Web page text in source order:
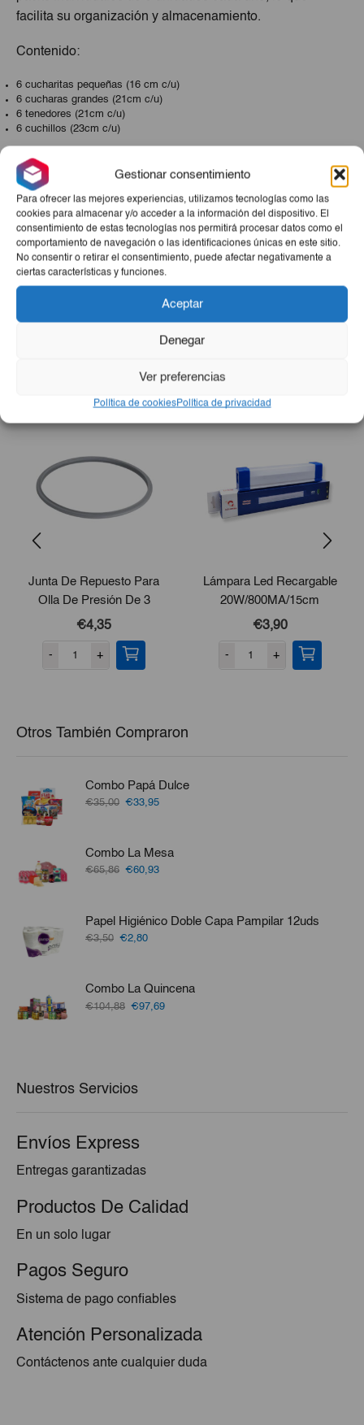
Gestionar consentimiento
Para ofrecer las mejores experiencias, utilizamos tecnologías como las
cookies para almacenar y/o acceder a la información del dispositivo. El
consentimiento de estas tecnologías nos permitirá procesar datos como el
comportamiento de navegación o las identificaciones únicas en este sitio.
No consentir o retirar el consentimiento, puede afectar negativamente a
ciertas características y funciones.
Aceptar
Denegar
Ver preferencias
Política de cookiesPolítica de privacidad
facilita su organización y almacenamiento.
Contenido:
6 cucharitas pequeñas (16 cm c/u)
6 cucharas grandes (21cm c/u)
6 tenedores (21cm c/u)
6 cuchillos (23cm c/u)
paquete de nylon transparente, manteniendo la higiene y
permitiendo una presentación limpia y profesional, ideal
tanto para uso doméstico como comercial.
Características destacadas:
Fabricados en acero inoxidable resistente
Diseño elegante con detalles en el mango
Perfecto para hogares, restaurantes, eventos o tiendas
Productos Relacionados
Junta De Repuesto Para
Olla De Presión De 3
Válvula 5Lt
€4,35
- +
Lámpara Led Recargable
20W/800MA/15cm
€3,90
- +
Otros También Compraron
Combo Papá Dulce
€35,00 El
era:
€35,00.
€33,95El
€33,95.
Combo La Mesa
€65,86 El
€65,86.
€60,93El
€60,93.
Papel Higiénico Doble Capa Pampilar 12uds
€3,50 El
era:
€3,50.
€2,80El
es:
€2,80.
Combo La Quincena
€104,88 El
€97,69El
Nuestros Servicios
Envíos Express
Entregas garantizadas
Productos De Calidad
En un solo lugar
Pagos Seguro
Sistema de pago confiables
Atención Personalizada
Contáctenos ante cualquier duda